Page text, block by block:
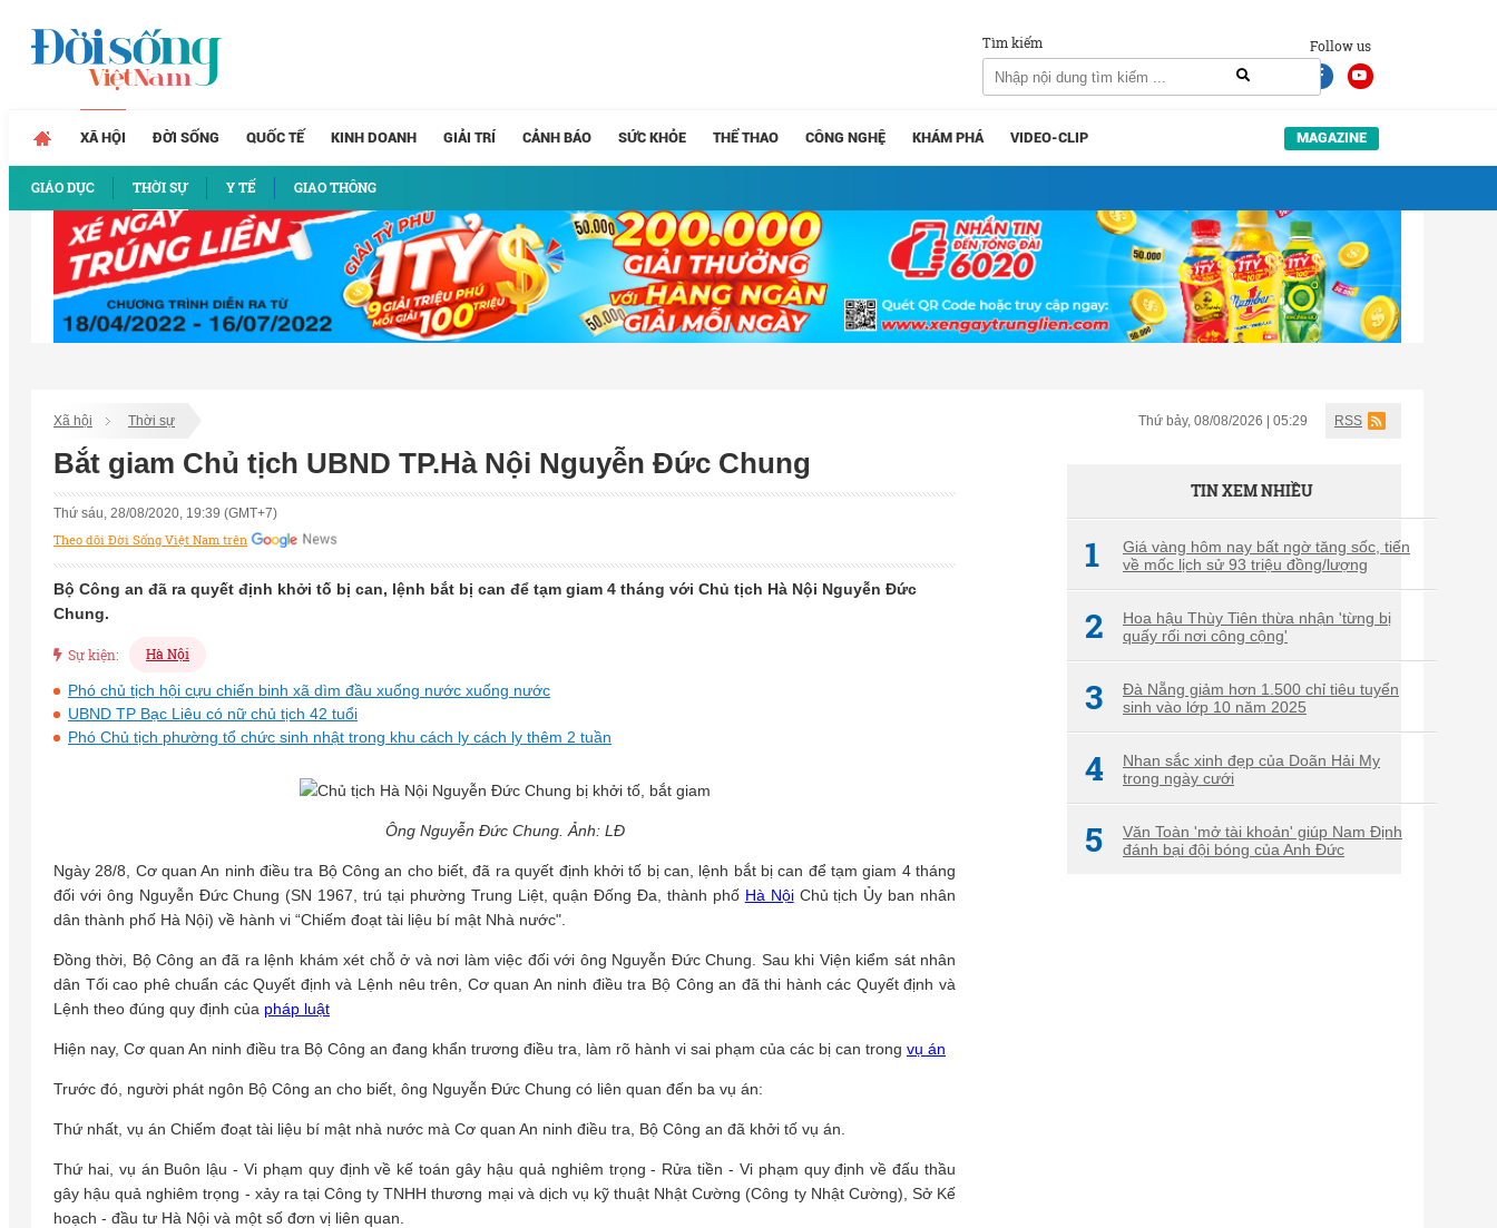
Follow us
Tìm kiếm
XÃ HỘI
GIÁO DỤC THỜI SỰ Y TẾ GIAO THÔNG
ĐỜI SỐNG QUỐC TẾ KINH DOANH GIẢI TRÍ CẢNH BÁO SỨC KHỎE THỂ THAO CÔNG NGHỆ KHÁM PHÁ VIDEO-CLIP MAGAZINE
Xã hội Thời sự Thứ bảy, 08/08/2026 | 05:29 RSS
Bắt giam Chủ tịch UBND TP.Hà Nội Nguyễn Đức Chung
Thứ sáu, 28/08/2020, 19:39 (GMT+7)
Theo dõi Đời Sống Việt Nam trên
Bộ Công an đã ra quyết định khởi tố bị can, lệnh bắt bị can để tạm giam 4 tháng với Chủ tịch Hà Nội Nguyễn Đức
Chung.
Sự kiện: Hà Nội
Phó chủ tịch hội cựu chiến binh xã dìm đầu xuống nước xuống nước
UBND TP Bạc Liêu có nữ chủ tịch 42 tuổi
Phó Chủ tịch phường tổ chức sinh nhật trong khu cách ly cách ly thêm 2 tuần
Ông Nguyễn Đức Chung. Ảnh: LĐ
Ngày 28/8, Cơ quan An ninh điều tra Bộ Công an cho biết, đã ra quyết định khởi tố bị can, lệnh bắt bị can để tạm giam 4 tháng
đối với ông Nguyễn Đức Chung (SN 1967, trú tại phường Trung Liệt, quận Đống Đa, thành phố Hà NộiChủ tịch Ủy ban nhân
dân thành phố Hà Nội) về hành vi “Chiếm đoạt tài liệu bí mật Nhà nước".
Đồng thời, Bộ Công an đã ra lệnh khám xét chỗ ở và nơi làm việc đối với ông Nguyễn Đức Chung. Sau khi Viện kiểm sát nhân
dân Tối cao phê chuẩn các Quyết định và Lệnh nêu trên, Cơ quan An ninh điều tra Bộ Công an đã thi hành các Quyết định và
Lệnh theo đúng quy định của pháp luật
Hiện nay, Cơ quan An ninh điều tra Bộ Công an đang khẩn trương điều tra, làm rõ hành vi sai phạm của các bị can trong vụ án
Trước đó, người phát ngôn Bộ Công an cho biết, ông Nguyễn Đức Chung có liên quan đến ba vụ án:
Thứ nhất, vụ án Chiếm đoạt tài liệu bí mật nhà nước mà Cơ quan An ninh điều tra, Bộ Công an đã khởi tố vụ án.
Thứ hai, vụ án Buôn lậu - Vi phạm quy định về kế toán gây hậu quả nghiêm trọng - Rửa tiền - Vi phạm quy định về đấu thầu
gây hậu quả nghiêm trọng - xảy ra tại Công ty TNHH thương mại và dịch vụ kỹ thuật Nhật Cường (Công ty Nhật Cường), Sở Kế
hoạch - đầu tư Hà Nội và một số đơn vị liên quan.
TIN XEM NHIỀU
1
Giá vàng hôm nay bất ngờ tăng sốc, tiến
về mốc lịch sử 93 triệu đồng/lượng
2
Hoa hậu Thùy Tiên thừa nhận 'từng bị
quấy rối nơi công cộng'
3
Đà Nẵng giảm hơn 1.500 chỉ tiêu tuyển
sinh vào lớp 10 năm 2025
4
Nhan sắc xinh đẹp của Doãn Hải My
trong ngày cưới
5
Văn Toàn 'mở tài khoản' giúp Nam Định
đánh bại đội bóng của Anh Đức